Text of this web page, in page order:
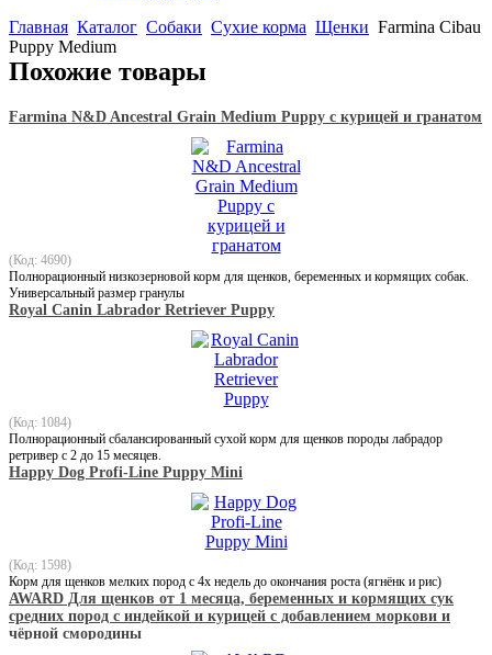
Главная Каталог Собаки Сухие корма Щенки Farmina Cibau
Puppy Medium
Похожие товары
Farmina N&D Ancestral Grain Medium Puppy с курицей и гранатом
(Код: 4690)
Полнорационный низкозерновой корм для щенков, беременных и кормящих собак.
Универсальный размер гранулы
Royal Canin Labrador Retriever Puppy
(Код: 1084)
Полнорационный сбалансированный сухой корм для щенков породы лабрадор
ретривер с 2 до 15 месяцев.
Happy Dog Profi-Line Puppy Mini
(Код: 1598)
Корм для щенков мелких пород с 4х недель до окончания роста (ягнёнк и рис)
AWARD Для щенков от 1 месяца, беременных и кормящих сук
средних пород с индейкой и курицей с добавлением моркови и
чёрной смородины